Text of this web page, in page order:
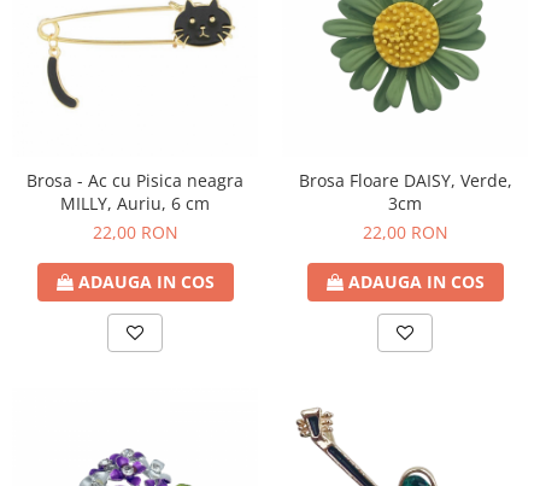
Brosa - Ac cu Pisica neagra
MILLY, Auriu, 6 cm
22,00 RON
ADAUGA IN COS
Brosa Floare DAISY, Verde,
3cm
22,00 RON
ADAUGA IN COS